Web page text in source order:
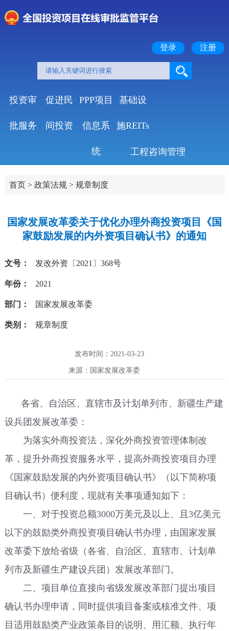
登录 注册
投资审
批服务
促进民
间投资
PPP项目
信息系
统
基础设
施REITs
工程咨询管理
首页> 政策法规> 规章制度
国家发展改革委关于优化办理外商投资项目《国
家鼓励发展的内外资项目确认书》的通知
文号： 发改外资〔2021〕368号
年份： 2021
部门： 国家发展改革委
类别： 规章制度
发布时间：2021-03-23
来源：国家发展改革委
各省、自治区、直辖市及计划单列市、新疆生产建
设兵团发展改革委：
为落实外商投资法，深化外商投资管理体制改
革，提升外商投资服务水平，提高外商投资项目办理
《国家鼓励发展的内外资项目确认书》（以下简称项
目确认书）便利度，现就有关事项通知如下：
一、对于投资总额3000万美元及以上、且3亿美元
以下的鼓励类外商投资项目确认书办理，由国家发展
改革委下放给省级（各省、自治区、直辖市、计划单
列市及新疆生产建设兵团）发展改革部门。
二、项目单位直接向省级发展改革部门提出项目
确认书办理申请，同时提供项目备案或核准文件、项
目适用鼓励类产业政策条目的说明、用汇额、执行年